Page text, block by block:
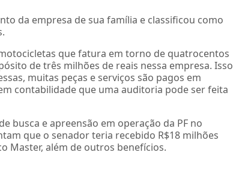
da empresa de sua família e classificou como
que fatura em torno de quatrocentos
de três milhões de reais nessa empresa. Isso
muitas peças e serviços são pagos em
contabilidade que uma auditoria pode ser feita
busca e apreensão em operação da PF no
que o senador teria recebido R$18 milhões
Master, além de outros benefícios.